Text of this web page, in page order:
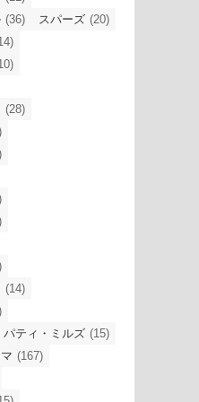
(36) スパーズ (20)
(28)
(14)
パティ・ミルズ (15)
(167)